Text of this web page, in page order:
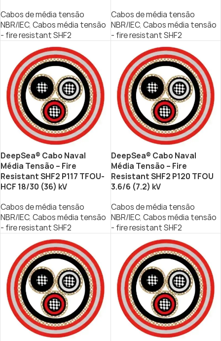
Cabos de média tensão
NBR/IEC, Cabos média tensão
- fire resistant SHF2
Cabos de média tensão
NBR/IEC, Cabos média tensão
- fire resistant SHF2
DeepSea® Cabo Naval
Média Tensão – Fire
Resistant SHF2 P117 TFOU-
HCF 18/30 (36) kV
Cabos de média tensão
NBR/IEC, Cabos média tensão
- fire resistant SHF2
DeepSea® Cabo Naval
Média Tensão – Fire
Resistant SHF2 P120 TFOU
3.6/6 (7.2) kV
Cabos de média tensão
NBR/IEC, Cabos média tensão
- fire resistant SHF2